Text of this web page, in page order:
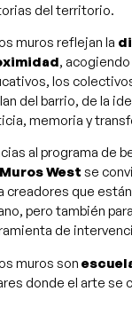
del territorio.
muros reflejan la
,
los
del barrio, de la
memoria y
al programa de
Muros West se
creadores que
pero también
de
muros son
donde el arte se